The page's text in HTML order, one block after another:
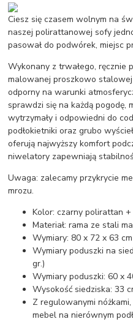
Ciesz się czasem wolnym na
naszej polirattanowej sofy
pasował do podwórek, miejsc
Wykonany z trwałego, ręcznie
malowanej proszkowo
odporny na warunki
sprawdzi się na każdą pogodę,
wytrzymały i odpowiedni do
podłokietniki oraz grubo
oferują najwyższy komfort
niwelatory zapewniają
Uwaga: zalecamy przykrycie
mrozu.
Kolor: czarny polirattan
Materiał: rama ze stali
Wymiary: 80 x 72 x 63
Wymiary poduszki na
gr.)
Wymiary poduszki: 60 x
Wysokość siedziska: 33
Z regulowanymi
mebel na nierównym